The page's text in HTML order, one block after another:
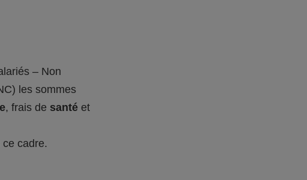
– Non
les sommes
, frais de santé et
ce cadre.